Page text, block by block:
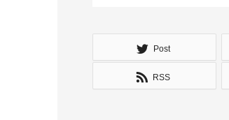
Post
RSS